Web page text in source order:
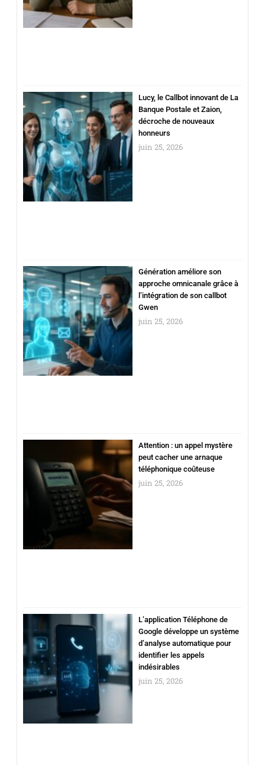
Lucy, le Callbot innovant de La
Banque Postale et Zaion,
décroche de nouveaux
honneurs
juin 25, 2026
Génération améliore son
approche omnicanale grâce à
l’intégration de son callbot
Gwen
juin 25, 2026
Attention : un appel mystère
peut cacher une arnaque
téléphonique coûteuse
juin 25, 2026
L’application Téléphone de
Google développe un système
d’analyse automatique pour
identifier les appels
indésirables
juin 25, 2026